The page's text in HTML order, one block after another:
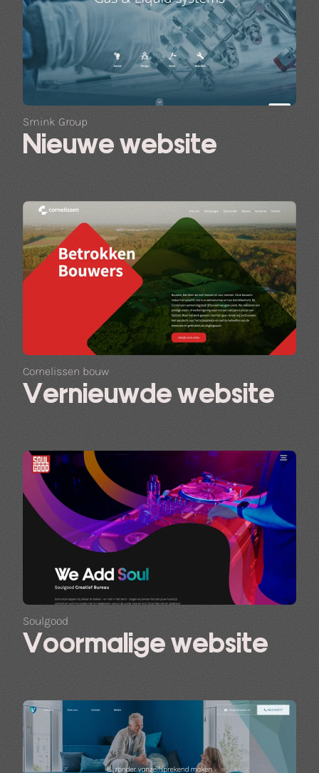
Smink Group
Nieuwe website
Cornelissen bouw
Vernieuwde website
Soulgood
Voormalige website